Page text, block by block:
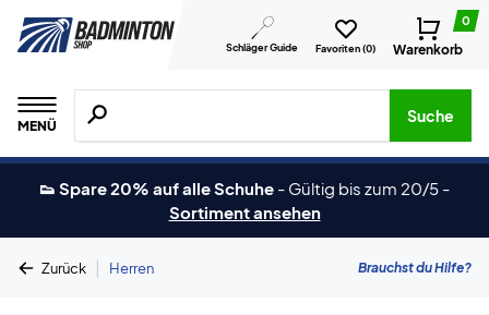
Schläger Guide Favoriten (0)
0
Warenkorb
MENÜ
Suche nach Produkten, Marken usw.
Suche
👟 Spare 20% auf alle Schuhe - Gültig bis zum 20/5 -
Sortiment ansehen
Zurück | Herren Brauchst du Hilfe?